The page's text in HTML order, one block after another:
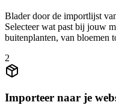
Blader door de importlijst
Selecteer wat past bij jouw
buitenplanten, van bloemen
2
Importeer naar je